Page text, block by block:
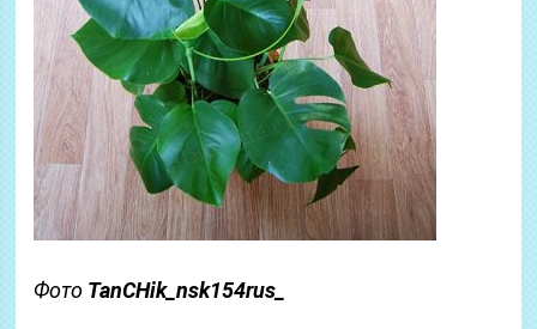
Фото TanCHik_nsk154rus_